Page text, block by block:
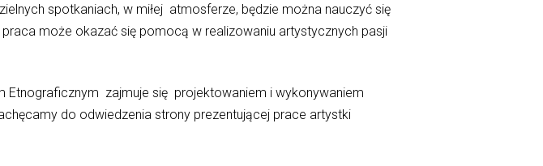
spotkaniach, w miłej atmosferze, będzie można nauczyć się
może okazać się pomocą w realizowaniu artystycznych pasji
Etnograficznym zajmuje się projektowaniem i wykonywaniem
do odwiedzenia strony prezentującej prace artystki